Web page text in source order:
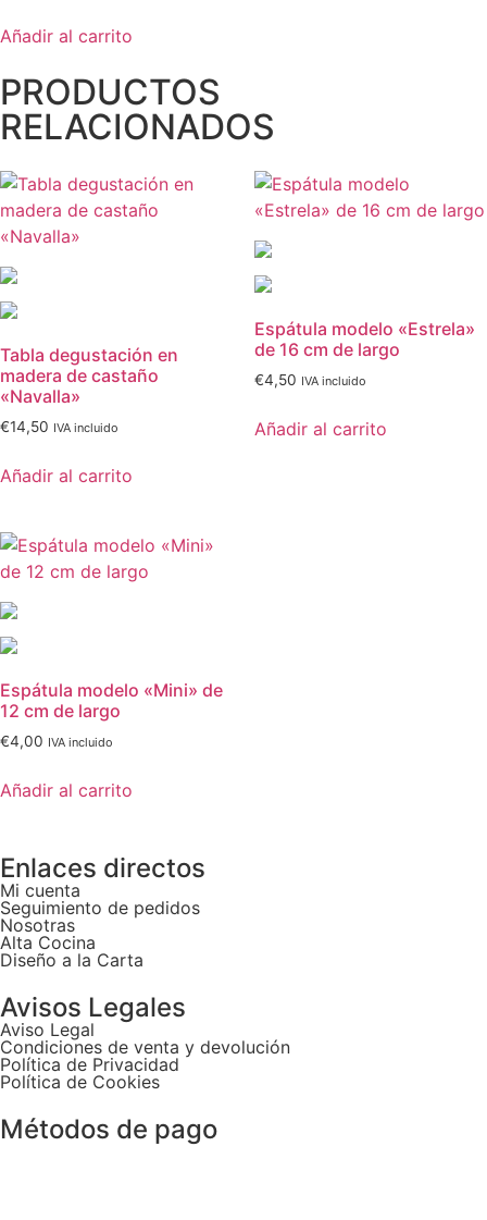
Añadir al carrito
PRODUCTOS
RELACIONADOS
Tabla degustación en
madera de castaño
«Navalla»
€14,50 IVA incluido
Añadir al carrito
Espátula modelo «Estrela»
de 16 cm de largo
€4,50 IVA incluido
Añadir al carrito
Espátula modelo «Mini» de
12 cm de largo
€4,00 IVA incluido
Añadir al carrito
Enlaces directos
Mi cuenta
Seguimiento de pedidos
Nosotras
Alta Cocina
Diseño a la Carta
Avisos Legales
Aviso Legal
Condiciones de venta y devolución
Política de Privacidad
Política de Cookies
Métodos de pago